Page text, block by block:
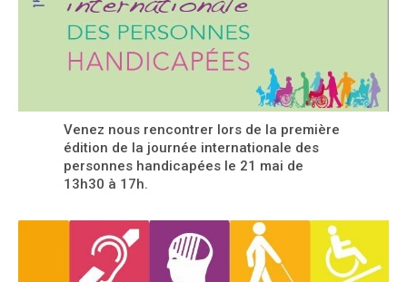
Venez nous rencontrer lors de la première
édition de la journée internationale des
personnes handicapées le 21 mai de
13h30 à 17h.